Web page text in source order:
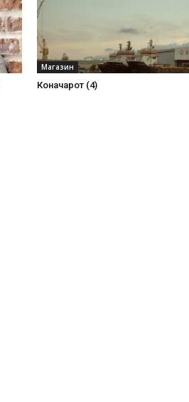
Магазин
Коначарот (4)